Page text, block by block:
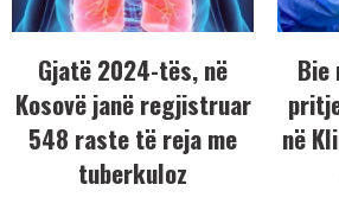
Gjatë 2024-tës, në
Kosovë janë regjistruar
548 raste të reja me
tuberkuloz
Bie
në